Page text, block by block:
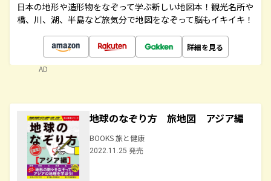
日本の地形や造形物をなぞって学ぶ新しい地図本！観光名所や
橋、川、湖、半島など旅気分で地図をなぞって脳もイキイキ！
詳細を見る
AD
地球のなぞり方 旅地図 アジア編
BOOKS 旅と健康
2022.11.25 発売